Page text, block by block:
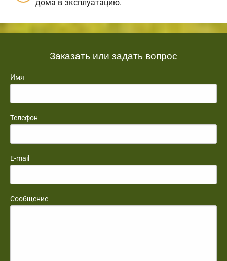
дома в эксплуатацию.
Заказать или задать вопрос
Имя
Телефон
E-mail
Сообщение